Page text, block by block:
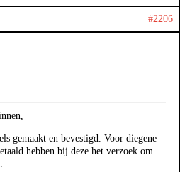
#2206
gemaakt en bevestigd. Voor diegene
hebben bij deze het verzoek om